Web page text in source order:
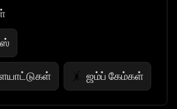
🤸 ஜம்ப் கேம்கள்